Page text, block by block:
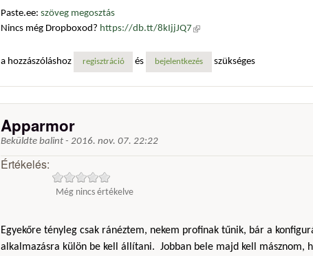
Paste.ee: szöveg megosztás
Nincs még Dropboxod? https://db.tt/8kIjjJQ7 (külső hivatkozás)
a hozzászóláshoz regisztráció és bejelentkezés szükséges
Apparmor
Beküldte balint - 2016. nov. 07. 22:22
Értékelés:
Még nincs értékelve
Egyekőre tényleg csak ránéztem, nekem profinak tűnik, bár a
alkalmazásra külön be kell állítani. Jobban bele majd kell másznom,